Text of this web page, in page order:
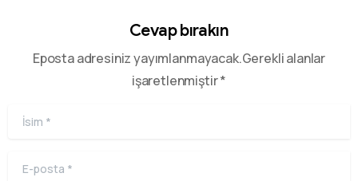
Cevap bırakın
Eposta adresiniz yayımlanmayacak.Gerekli alanlar
işaretlenmiştir *
İsim
E-posta *